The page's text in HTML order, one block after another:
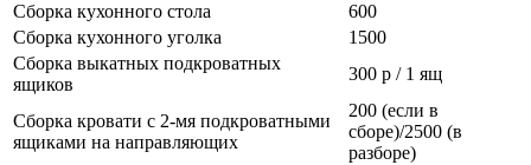
Сборка кухонного стола
600
Сборка кухонного уголка
1500
Сборка выкатных подкроватных
ящиков
300 р / 1 ящ
Сборка кровати с 2-мя подкроватными
ящиками на направляющих
200 (если в
сборе)/2500 (в
разборе)